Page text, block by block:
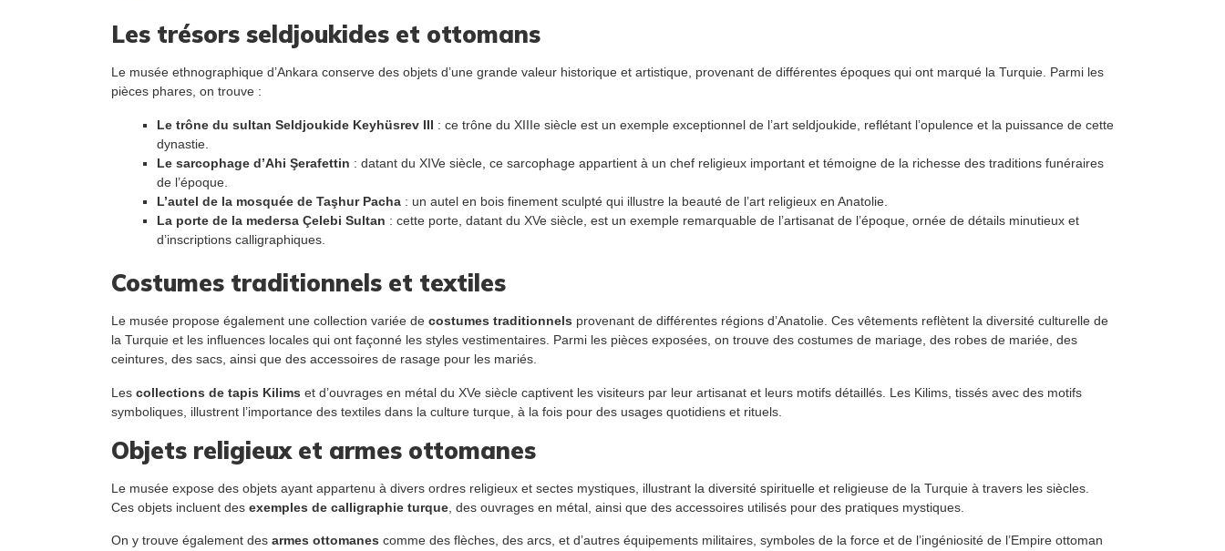
Les trésors seldjoukides et ottomans
Le musée ethnographique d’Ankara conserve des objets d’une grande valeur historique et artistique, provenant de différentes époques qui ont marqué la Turquie. Parmi les
pièces phares, on trouve :
Le trône du sultan Seldjoukide Keyhüsrev III : ce trône du XIIIe siècle est un exemple exceptionnel de l’art seldjoukide, reflétant l’opulence et la puissance de cette
dynastie.
Le sarcophage d’Ahi Şerafettin : datant du XIVe siècle, ce sarcophage appartient à un chef religieux important et témoigne de la richesse des traditions funéraires
de l’époque.
L’autel de la mosquée de Taşhur Pacha : un autel en bois finement sculpté qui illustre la beauté de l’art religieux en Anatolie.
La porte de la medersa Çelebi Sultan : cette porte, datant du XVe siècle, est un exemple remarquable de l’artisanat de l’époque, ornée de détails minutieux et
d’inscriptions calligraphiques.
Costumes traditionnels et textiles
Le musée propose également une collection variée de costumes traditionnels provenant de différentes régions d’Anatolie. Ces vêtements reflètent la diversité culturelle de
la Turquie et les influences locales qui ont façonné les styles vestimentaires. Parmi les pièces exposées, on trouve des costumes de mariage, des robes de mariée, des
ceintures, des sacs, ainsi que des accessoires de rasage pour les mariés.
Les collections de tapis Kilims et d’ouvrages en métal du XVe siècle captivent les visiteurs par leur artisanat et leurs motifs détaillés. Les Kilims, tissés avec des motifs
symboliques, illustrent l’importance des textiles dans la culture turque, à la fois pour des usages quotidiens et rituels.
Objets religieux et armes ottomanes
Le musée expose des objets ayant appartenu à divers ordres religieux et sectes mystiques, illustrant la diversité spirituelle et religieuse de la Turquie à travers les siècles.
Ces objets incluent des exemples de calligraphie turque , des ouvrages en métal, ainsi que des accessoires utilisés pour des pratiques mystiques.
On y trouve également des armes ottomanes comme des flèches, des arcs, et d’autres équipements militaires, symboles de la force et de l’ingéniosité de l’Empire ottoman